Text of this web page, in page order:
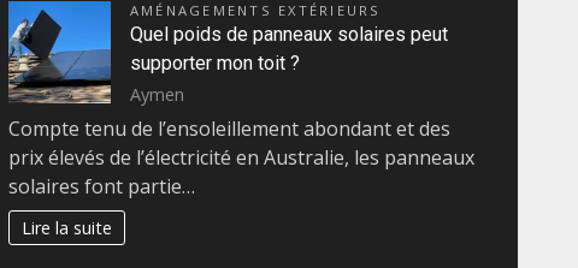
AMÉNAGEMENTS EXTÉRIEURS
Quel poids de panneaux solaires peut
supporter mon toit ?
Aymen
Compte tenu de l’ensoleillement abondant et des
prix élevés de l’électricité en Australie, les panneaux
solaires font partie…
Lire la suite